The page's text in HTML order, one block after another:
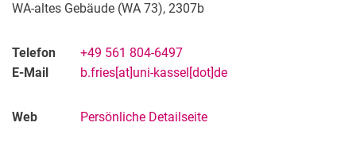
WA-altes Gebäude (WA 73), 2307b
Telefon
+49 561 804-6497
E-Mail
b.fries[at]uni-kassel[dot]de
Web Persönliche Detailseite